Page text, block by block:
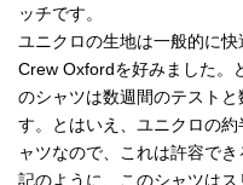
ッチです。
ユニクロの生地は一般的に
Crew Oxfordを好みました。
のシャツは数週間のテスト
す。とはいえ、ユニクロの
ャツなので、これは許容で
記のように、このシャツはス